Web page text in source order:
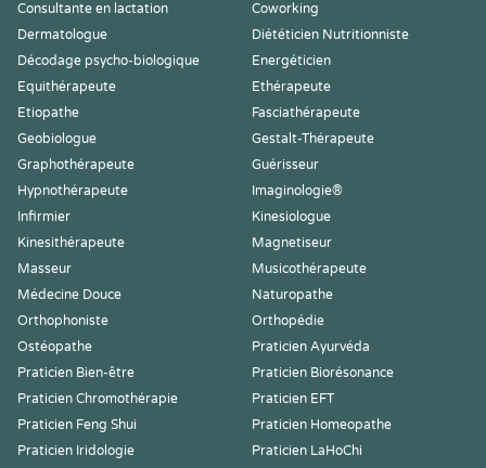
Consultante en lactation
Coworking
Dermatologue
Diététicien Nutritionniste
Décodage psycho-biologique
Energéticien
Equithérapeute
Ethérapeute
Etiopathe
Fasciathérapeute
Geobiologue
Gestalt-Thérapeute
Graphothérapeute
Guérisseur
Hypnothérapeute
Imaginologie®
Infirmier
Kinesiologue
Kinesithérapeute
Magnetiseur
Masseur
Musicothérapeute
Médecine Douce
Naturopathe
Orthophoniste
Orthopédie
Ostéopathe
Praticien Ayurvéda
Praticien Bien-être
Praticien Biorésonance
Praticien Chromothérapie
Praticien EFT
Praticien Feng Shui
Praticien Homeopathe
Praticien Iridologie
Praticien LaHoChi